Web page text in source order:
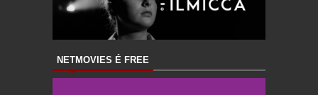
NETMOVIES É FREE